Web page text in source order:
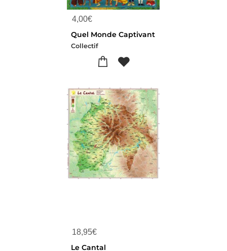
4,00€
Quel Monde Captivant
Collectif
18,95€
Le Cantal